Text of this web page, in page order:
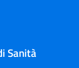
Sanità